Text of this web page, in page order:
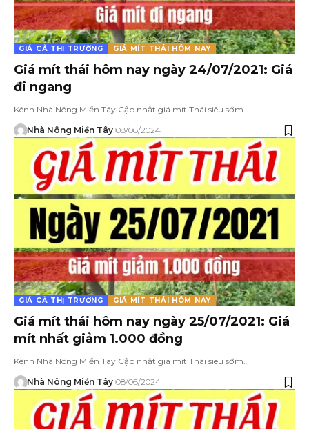
GIÁ CẢ THỊ TRƯỜNG GIÁ MÍT THÁI HÔM NAY
Giá mít thái hôm nay ngày 24/07/2021: Giá
đi ngang
Kênh Nhà Nông Miền Tây Cập nhật giá mít Thái siêu sớm…
Nhà Nông Miền Tây 08/06/2024
GIÁ CẢ THỊ TRƯỜNG GIÁ MÍT THÁI HÔM NAY
Giá mít thái hôm nay ngày 25/07/2021: Giá
mít nhất giảm 1.000 đồng
Kênh Nhà Nông Miền Tây Cập nhật giá mít Thái siêu sớm…
Nhà Nông Miền Tây 08/06/2024